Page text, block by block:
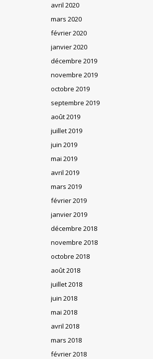
avril 2020
mars 2020
février 2020
janvier 2020
décembre 2019
novembre 2019
octobre 2019
septembre 2019
août 2019
juillet 2019
juin 2019
mai 2019
avril 2019
mars 2019
février 2019
janvier 2019
décembre 2018
novembre 2018
octobre 2018
août 2018
juillet 2018
juin 2018
mai 2018
avril 2018
mars 2018
février 2018